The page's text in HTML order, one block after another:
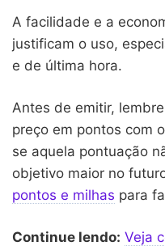
A facilidade e a
justificam o uso,
e de última hora.
Antes de emitir,
preço em pontos com
se aquela pontuação
objetivo maior no
pontos e milhas para
Continue lendo: Veja